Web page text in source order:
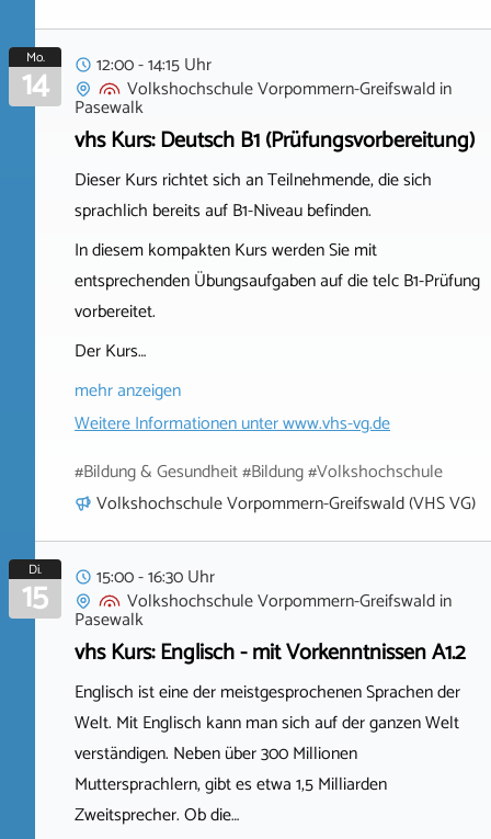
Mo.
14
12:00 - 14:15 Uhr
Volkshochschule Vorpommern-Greifswaldin
Pasewalk
vhs Kurs: Deutsch B1 (Prüfungsvorbereitung)
Dieser Kurs richtet sich an Teilnehmende, die sich
sprachlich bereits auf B1-Niveau befinden.
In diesem kompakten Kurs werden Sie mit
entsprechenden Übungsaufgaben auf die telc B1-Prüfung
vorbereitet.
Der Kurs…
mehr anzeigen
Weitere Informationen unterwww.vhs-vg.de
#Bildung & Gesundheit #Bildung #Volkshochschule
Volkshochschule Vorpommern-Greifswald (VHS VG)
Di.
15
15:00 - 16:30 Uhr
Volkshochschule Vorpommern-Greifswaldin
Pasewalk
vhs Kurs: Englisch - mit Vorkenntnissen A1.2
Englisch ist eine der meistgesprochenen Sprachen der
Welt. Mit Englisch kann man sich auf der ganzen Welt
verständigen. Neben über 300 Millionen
Muttersprachlern, gibt es etwa 1,5 Milliarden
Zweitsprecher. Ob die…